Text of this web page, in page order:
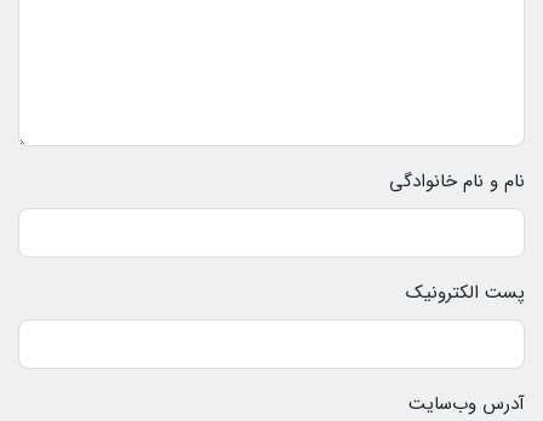
نام و نام خانوادگی
پست الکترونیک
آدرس وب‌سایت